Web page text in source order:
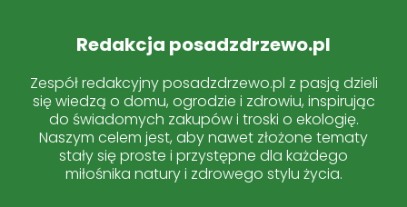
Redakcja posadzdrzewo.pl
Zespół redakcyjny posadzdrzewo.pl z pasją dzieli
się wiedzą o domu, ogrodzie i zdrowiu, inspirując
do świadomych zakupów i troski o ekologię.
Naszym celem jest, aby nawet złożone tematy
stały się proste i przystępne dla każdego
miłośnika natury i zdrowego stylu życia.